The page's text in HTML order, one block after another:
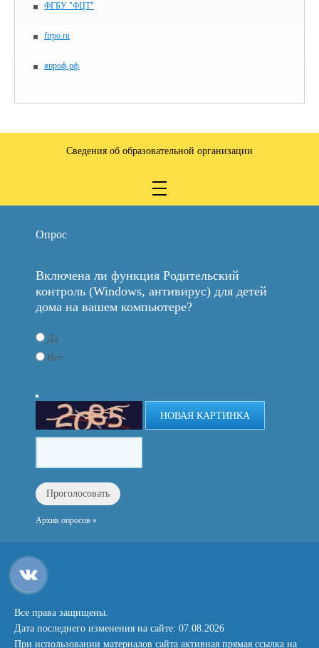
ФГБУ "ФЦТ"
firpo.ru
япроф.рф
Сведения об образовательной организации
Опрос
Включена ли функция Родительский
контроль (Windows, антивирус) для детей
дома на вашем компьютере?
Да
Нет
НОВАЯ КАРТИНКА
Архив опросов »
Все права защищены.
Дата последнего изменения на сайте: 07.08.2026
При использовании материалов сайта активная прямая ссылка на